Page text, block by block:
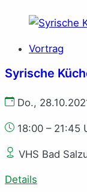
Vortrag
Syrische
Do.,
18:00 – 21:45
VHS Bad
Details